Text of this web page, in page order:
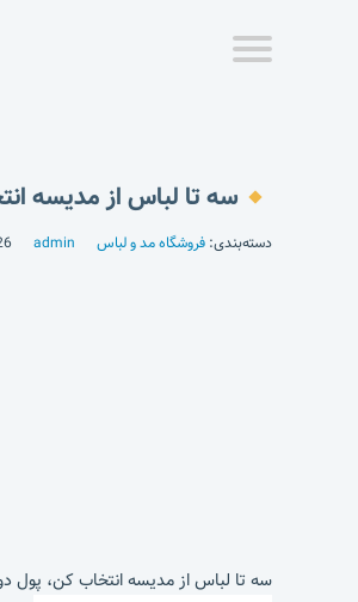
سه تا لباس از مدیسه
دسته‌بندی: فروشگاه مد و لباس admin
26
سه تا لباس از مدیسه انتخاب کن، پول